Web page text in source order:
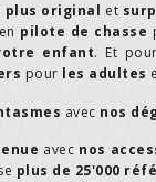
plus original et
en pilote de chasse
enfant. Et
pour les adultes
avec nos
avec nos
plus de 25'000